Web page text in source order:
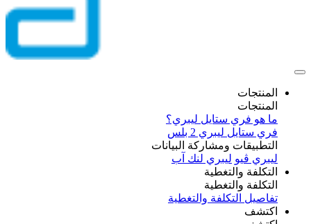
المنتجات
المنتجات
ما هو فري ستايل ليبري؟
فري ستايل ليبري 2 بلس​
التطبيقات ومشاركة البيانات
ليبري ڤيو ليبري لنك آب
التكلفة والتغطية
التكلفة والتغطية
تفاصيل التكلفة والتغطية
اكتشف​